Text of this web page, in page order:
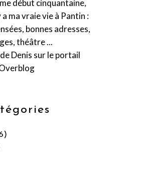
début cinquantaine,
ma vraie vie à Pantin :
bonnes adresses,
théâtre ...
Denis sur le portail